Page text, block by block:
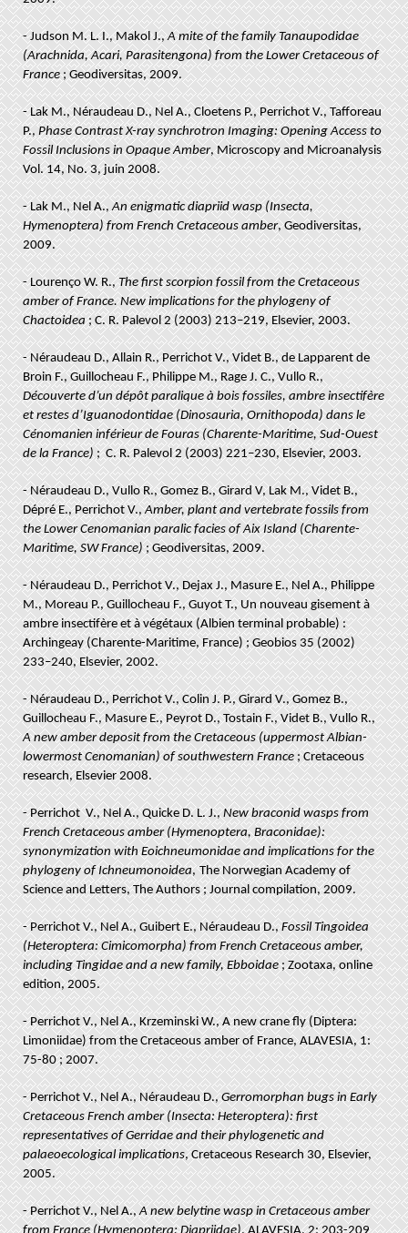
- Judson M. L. I., Makol J.,A mite of the family Tanaupodidae
(Arachnida, Acari, Parasitengona) from the Lower Cretaceous of
France; Geodiversitas, 2009.
- Lak M., Néraudeau D., Nel A., Cloetens P., Perrichot V., Tafforeau
P., Phase Contrast X-ray synchrotron Imaging: Opening Access to
Fossil Inclusions in Opaque Amber, Microscopy and Microanalysis
Vol. 14, No. 3, juin 2008.
- Lak M., Nel A.,An enigmatic diapriid wasp (Insecta,
Hymenoptera) from French Cretaceous amber, Geodiversitas,
2009.
- Lourenço W. R.,The first scorpion fossil from the Cretaceous
amber of France. New implications for the phylogeny of
Chactoidea; C. R. Palevol 2 (2003) 213–219, Elsevier, 2003.
- Néraudeau D., Allain R., Perrichot V., Videt B., de Lapparent de
Broin F., Guillocheau F., Philippe M., Rage J. C., Vullo R.,
Découverte d’un dépôt paralique à bois fossiles, ambre insectifère
et restes d’Iguanodontidae (Dinosauria, Ornithopoda) dans le
Cénomanien inférieur de Fouras (Charente-Maritime, Sud-Ouest
de la France); C. R. Palevol 2 (2003) 221–230, Elsevier, 2003.
- Néraudeau D., Vullo R., Gomez B., Girard V, Lak M., Videt B.,
Dépré E., Perrichot V.,Amber, plant and vertebrate fossils from
the Lower Cenomanian paralic facies of Aix Island (Charente-
Maritime, SW France); Geodiversitas, 2009.
- Néraudeau D., Perrichot V., Dejax J., Masure E., Nel A., Philippe
M., Moreau P., Guillocheau F., Guyot T., Un nouveau gisement à
ambre insectifère et à végétaux (Albien terminal probable) :
Archingeay (Charente-Maritime, France) ; Geobios 35 (2002)
233–240, Elsevier, 2002.
- Néraudeau D., Perrichot V., Colin J. P., Girard V., Gomez B.,
Guillocheau F., Masure E., Peyrot D., Tostain F., Videt B., Vullo R.,
A new amber deposit from the Cretaceous (uppermost Albian-
lowermost Cenomanian) of southwestern France; Cretaceous
research, Elsevier 2008.
- Perrichot V., Nel A., Quicke D. L. J.,New braconid wasps from
French Cretaceous amber (Hymenoptera, Braconidae):
synonymization with Eoichneumonidae and implications for the
phylogeny of Ichneumonoidea, The Norwegian Academy of
Science and Letters, The Authors ; Journal compilation, 2009.
- Perrichot V., Nel A., Guibert E., Néraudeau D.,Fossil Tingoidea
(Heteroptera: Cimicomorpha) from French Cretaceous amber,
including Tingidae and a new family, Ebboidae; Zootaxa, online
edition, 2005.
- Perrichot V., Nel A., Krzeminski W., A new crane fly (Diptera:
Limoniidae) from the Cretaceous amber of France, ALAVESIA, 1:
75-80 ; 2007.
- Perrichot V., Nel A., Néraudeau D.,Gerromorphan bugs in Early
Cretaceous French amber (Insecta: Heteroptera): first
representatives of Gerridae and their phylogenetic and
palaeoecological implications, Cretaceous Research 30, Elsevier,
2005.
- Perrichot V., Nel A.,A new belytine wasp in Cretaceous amber